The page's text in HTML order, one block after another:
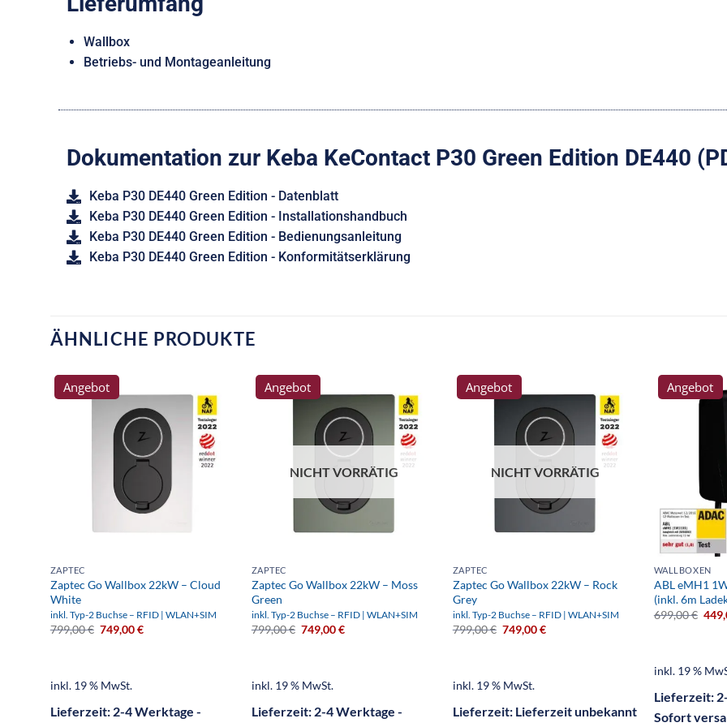
Wallbox
Betriebs- und Montageanleitung
Dokumentation zur Keba KeContact P30 Green Edition DE440
Keba P30 DE440 Green Edition - Datenblatt
Keba P30 DE440 Green Edition - Installationshandbuch
Keba P30 DE440 Green Edition - Bedienungsanleitung
Keba P30 DE440 Green Edition - Konformitätserklärung
ÄHNLICHE PRODUKTE
Angebot
ZAPTEC
Zaptec Go Wallbox 22kW – Cloud
White
inkl. Typ-2 Buchse – RFID | WLAN+SIM
799,00€ 749,00€
inkl. 19 % MwSt.
Lieferzeit: 2-4 Werktage -
Angebot
NICHT VORRÄTIG
ZAPTEC
Zaptec Go Wallbox 22kW – Moss
Green
inkl. Typ-2 Buchse – RFID | WLAN+SIM
799,00€ 749,00€
inkl. 19 % MwSt.
Lieferzeit: 2-4 Werktage -
Angebot
NICHT VORRÄTIG
ZAPTEC
Zaptec Go Wallbox 22kW – Rock
Grey
inkl. Typ-2 Buchse – RFID | WLAN+SIM
799,00€ 749,00€
inkl. 19 % MwSt.
Lieferzeit: Lieferzeit unbekannt
Angebot
WALLBOXEN
ABL eMH1
(inkl. 6m
699,00€
inkl. 19 %
Lieferzeit:
Sofort